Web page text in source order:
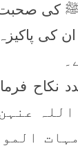
ﷺ کی صحبت
ان کی
نکاح
صحابیات